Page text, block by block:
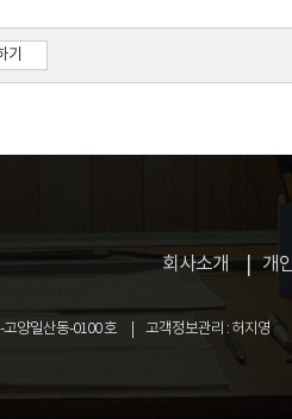
기
회사소개 개
양일산동-0100 호
고객정보관리 : 허지영